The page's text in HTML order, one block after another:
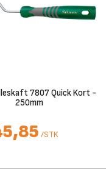
7807 Quick Kort -
250mm
/STK